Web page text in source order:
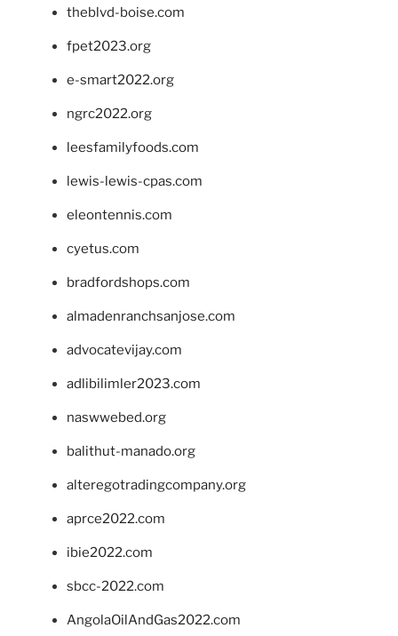
theblvd-boise.com
fpet2023.org
e-smart2022.org
ngrc2022.org
leesfamilyfoods.com
lewis-lewis-cpas.com
eleontennis.com
cyetus.com
bradfordshops.com
almadenranchsanjose.com
advocatevijay.com
adlibilimler2023.com
naswwebed.org
balithut-manado.org
alteregotradingcompany.org
aprce2022.com
ibie2022.com
sbcc-2022.com
AngolaOilAndGas2022.com